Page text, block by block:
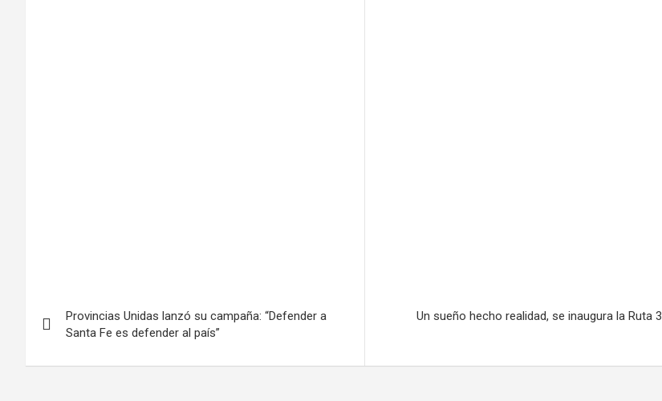
Provincias Unidas lanzó su campaña: “Defender a
Santa Fe es defender al país”
Un sueño hecho realidad, se inaugura la Ruta 3